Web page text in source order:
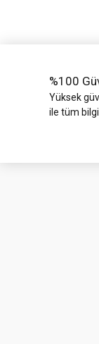
%100
Yüksek
ile tüm